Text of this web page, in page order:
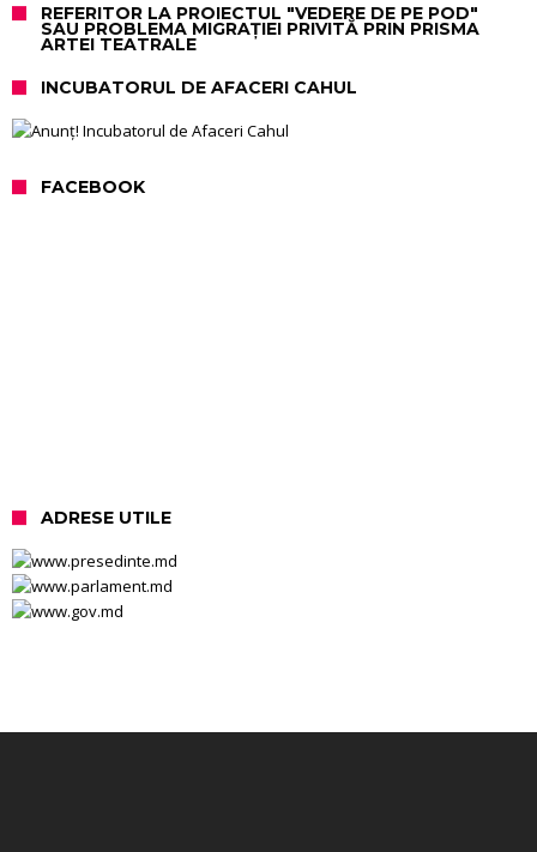
REFERITOR LA PROIECTUL "VEDERE DE PE POD"
SAU PROBLEMA MIGRAȚIEI PRIVITĂ PRIN PRISMA
ARTEI TEATRALE
INCUBATORUL DE AFACERI CAHUL
FACEBOOK
ADRESE UTILE